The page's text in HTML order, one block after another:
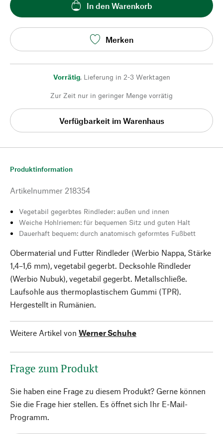
In den Warenkorb
Merken
Vorrätig, Lieferung in 2-3 Werktagen
Zur Zeit nur in geringer Menge vorrätig
Verfügbarkeit im Warenhaus
Produktinformation
Artikelnummer 218354
Vegetabil gegerbtes Rindleder: außen und innen
Weiche Hohlriemen: für bequemen Sitz und guten Halt
Dauerhaft bequem: durch anatomisch geformtes Fußbett
Obermaterial und Futter Rindleder (Werbio Nappa, Stärke
1,4–1,6 mm), vegetabil gegerbt. Decksohle Rindleder
(Werbio Nubuk), vegetabil gegerbt. Metallschließe.
Laufsohle aus thermoplastischem Gummi (TPR).
Hergestellt in Rumänien.
Weitere Artikel von Werner Schuhe
Frage zum Produkt
Sie haben eine Frage zu diesem Produkt? Gerne können
Sie die Frage hier stellen. Es öffnet sich Ihr E-Mail-
Programm.